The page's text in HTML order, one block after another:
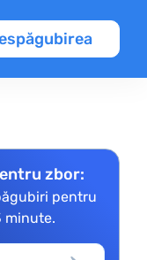
zbor:
pentru
minute.